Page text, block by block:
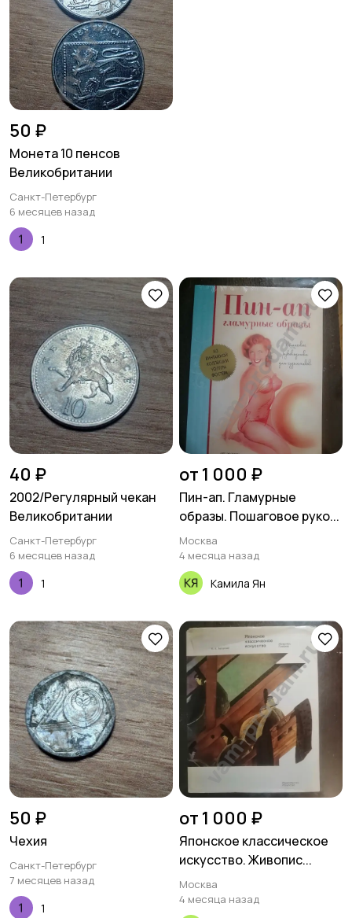
50 ₽
Монета 10 пенсов
Великобритании
Санкт-Петербург
6 месяцев назад
1
40 ₽
2002/Регулярный чекан
Великобритании
Санкт-Петербург
6 месяцев назад
1
от 1 000 ₽
Пин-ап. Гламурные
образы. Пошаговое руко...
Москва
4 месяца назад
Камила Ян
50 ₽
Чехия
Санкт-Петербург
7 месяцев назад
1
от 1 000 ₽
Японское классическое
искусство. Живопис...
Москва
4 месяца назад